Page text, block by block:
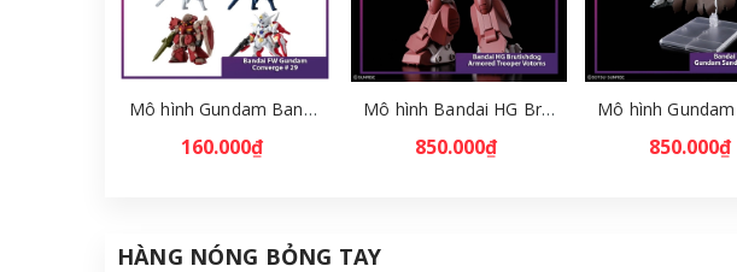
Mô hình Gundam Bandai FW Gundam Converge # 29 Full Set [GDB] [FCH]
160.000₫
Mô hình Bandai HG Brutishdog - Armored Trooper Votoms [GDB] [BHG]
850.000₫ 850.000₫
HÀNG NÓNG BỎNG TAY